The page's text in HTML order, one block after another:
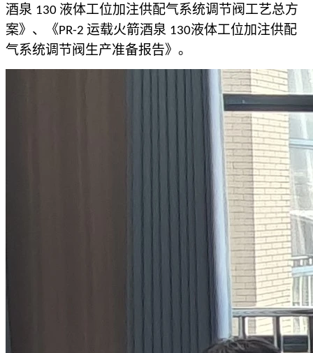
酒泉 130 液体工位加注供配气系统调节阀 工艺总方
案》、《PR-2 运载火箭酒泉 130液体工位加注供配
气系统调节阀 生产准备报告》。